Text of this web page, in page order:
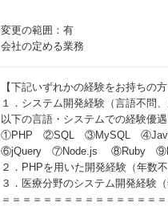
変更の範囲：有
会社の定める業務
【下記いずれかの経験をお持ちの方
１．システム開発経験（言語不問、
以下の言語・システムでの経験優遇
①PHP ②SQL ③MySQL
⑥jQuery ⑦Node.js ⑧Ruby
２．PHPを用いた開発経験（年数不
３．医療分野のシステム開発経験（
＝＝＝＝＝＝＝＝＝＝＝＝＝＝＝